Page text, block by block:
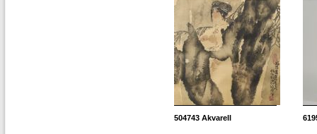
504743 Akvarell